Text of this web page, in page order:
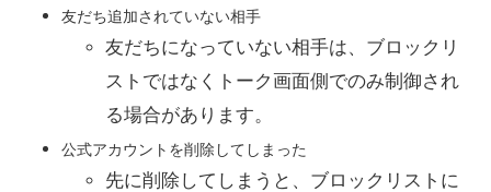
友だち追加されていない相手
友だちになっていない相手は、ブロックリ
ストではなくトーク画面側でのみ制御され
る場合があります。
公式アカウントを削除してしまった
先に削除してしまうと、ブロックリストに